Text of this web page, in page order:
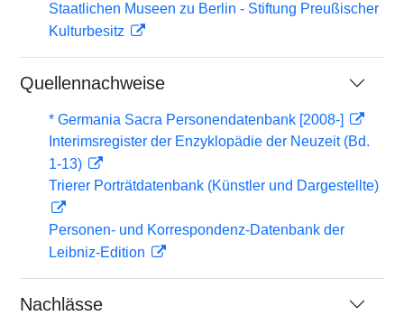
Staatlichen Museen zu Berlin - Stiftung Preußischer
Kulturbesitz
Quellennachweise
* Germania Sacra Personendatenbank [2008-]
Interimsregister der Enzyklopädie der Neuzeit (Bd.
1-13)
Trierer Porträtdatenbank (Künstler und Dargestellte)
Personen- und Korrespondenz-Datenbank der
Leibniz-Edition
Nachlässe